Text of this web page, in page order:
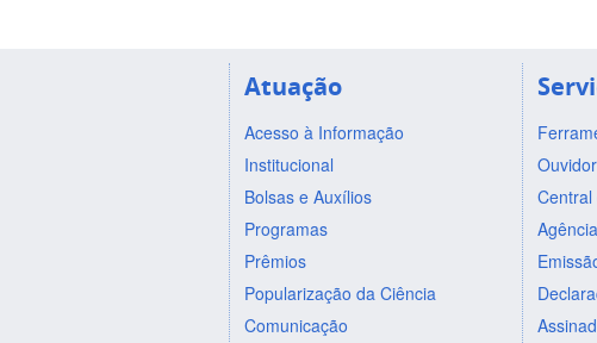
Atuação
Acesso à Informação
Institucional
Bolsas e Auxílios
Programas
Prêmios
Popularização da Ciência
Comunicação
Central